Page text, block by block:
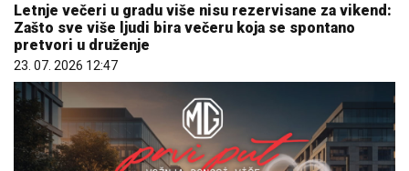
Letnje večeri u gradu više nisu rezervisane za vikend:
Zašto sve više ljudi bira večeru koja se spontano
pretvori u druženje
23. 07. 2026 12:47